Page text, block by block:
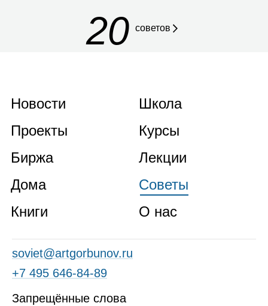
20 советов
Новости
Проекты
Биржа
Дома
Книги
Школа
Курсы
Лекции
Советы
О нас
soviet@artgorbunov.ru
+7 495 646‑84‑89
Запрещённые слова